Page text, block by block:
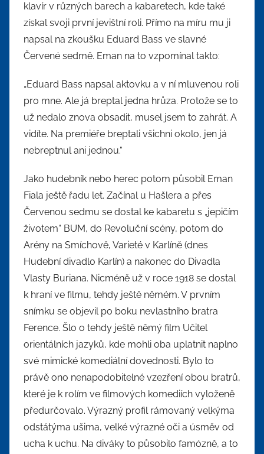
klavír v různých barech a kabaretech, kde také
získal svoji první jevištní roli. Přímo na míru mu ji
napsal na zkoušku Eduard Bass ve slavné
Červené sedmě. Eman na to vzpomínal takto:
„Eduard Bass napsal aktovku a v ní mluvenou roli
pro mne. Ale já breptal jedna hrůza. Protože se to
už nedalo znova obsadit, musel jsem to zahrát. A
vidíte. Na premiéře breptali všichni okolo, jen já
nebreptnul ani jednou.“
Jako hudebník nebo herec potom působil Eman
Fiala ještě řadu let. Začínal u Hašlera a přes
Červenou sedmu se dostal ke kabaretu s „jepičím
životem“ BUM, do Revoluční scény, potom do
Arény na Smíchově, Varieté v Karlíně (dnes
Hudební divadlo Karlín) a nakonec do Divadla
Vlasty Buriana. Nicméně už v roce 1918 se dostal
k hraní ve filmu, tehdy ještě němém. V prvním
snímku se objevil po boku nevlastního bratra
Ference. Šlo o tehdy ještě němý film Učitel
orientálních jazyků, kde mohli oba uplatnit naplno
své mimické komediální dovednosti. Bylo to
právě ono nenapodobitelné vzezření obou bratrů,
které je k rolím ve filmových komediích vyloženě
předurčovalo. Výrazný profil rámovaný velkýma
odstátýma ušima, velké výrazné oči a úsměv od
ucha k uchu. Na diváky to působilo famózně, a to